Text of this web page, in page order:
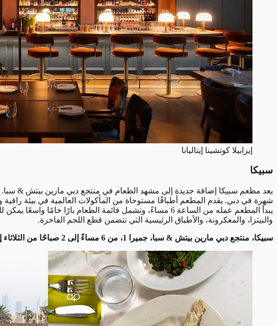
إيزابيلا كوتشينا إيتاليانا
سبيكا
يعد مطعم سبيكا إضافة جديدة إلى مشهد الطعام في منتجع دبي مارين بيتش & سبا.
شهرة في دبي. يقدم المطعم أطباقًا مستوحاة من المأكولات العالمية في بيئة
يبدأ المطعم عمله من الساعة 6 مساءً، وتشمل قائمة
والبيتزا، والمعكرونة، والأطباق الرئيسية التي تتضمن قطع اللحم الفاخرة.
سبيكا، منتجع دبي مارين بيتش & سبا، جميرا 1، من 6 مساءً إلى 2 صباحًا من الثلاثاء إلى الأحد. @spica.dxb